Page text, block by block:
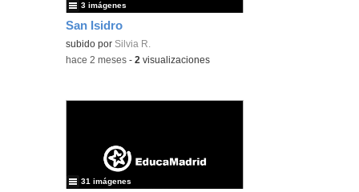
San Isidro
subido por Silvia R.
3 imágenes
-hace 2 meses -2 visualizaciones
31 imágenes